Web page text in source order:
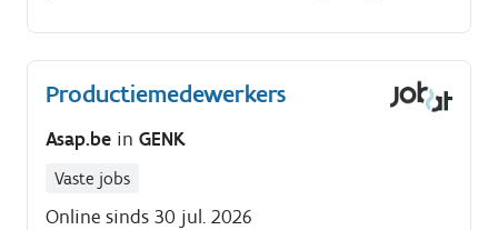
Productiemedewerkers
Asap.be in GENK
Vaste jobs
Online sinds 30 jul. 2026